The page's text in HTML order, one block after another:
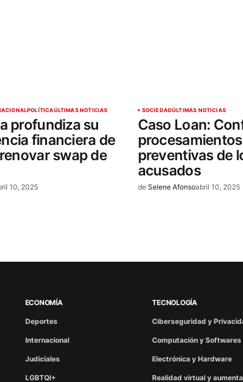
POLÍTICAÚLTIMAS NOTICIAS
profundiza su
financiera de
swap de
10, 2025
SOCIEDADÚLTIMAS NOTICIAS
Caso Loan:
preventivas de
acusados
de Selene Afonsoabril 10, 2025
ECONOMÍA
Deportes
Internacional
Judiciales
LGBTQI+
TECNOLOGÍA
Ciberseguridad y
Computación y Softwares
Electrónica y Hardware
Realidad virtual y